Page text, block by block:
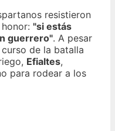
resistieron
"si estás
guerrero". A pesar
de la batalla
Efialtes,
para rodear a los